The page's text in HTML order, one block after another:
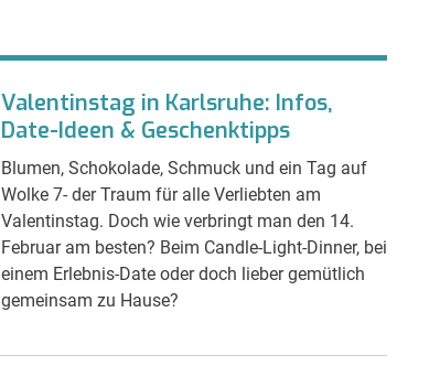
Valentinstag in Karlsruhe: Infos,
Date-Ideen & Geschenktipps
Blumen, Schokolade, Schmuck und ein Tag auf
Wolke 7- der Traum für alle Verliebten am
Valentinstag. Doch wie verbringt man den 14.
Februar am besten? Beim Candle-Light-Dinner, bei
einem Erlebnis-Date oder doch lieber gemütlich
gemeinsam zu Hause?